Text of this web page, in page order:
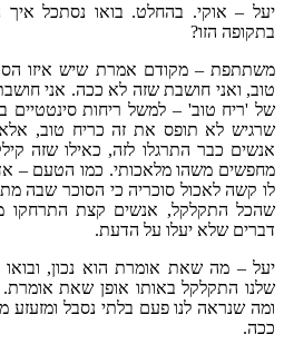
יעל – אוקי. בהחלט. בואו נסתכל איך
בתקופה הזו?
משתתפת – מקודם אמרת שיש איזו
טוב, ואני חושבת שזה לא ככה. אני
של 'ריח טוב' – למשל ריחות סינטטיים
שרגיש לא תופס את זה כריח טוב,
אנשים כבר התרגלו לזה, כאילו שזה
מחפשים משהו מלאכותי. כמו הטעם –
לו קשה לאכול סוכריה כי הסוכר שבה
שהכל התקלקל, אנשים קצת התרחקו
דברים שלא יעלו על הדעת.
יעל – מה שאת אומרת הוא נכון,
שלנו התקלקל באותו אופן שאת
ומה שנראה לנו פעם בלתי נסבל ומזעזע
ככה.